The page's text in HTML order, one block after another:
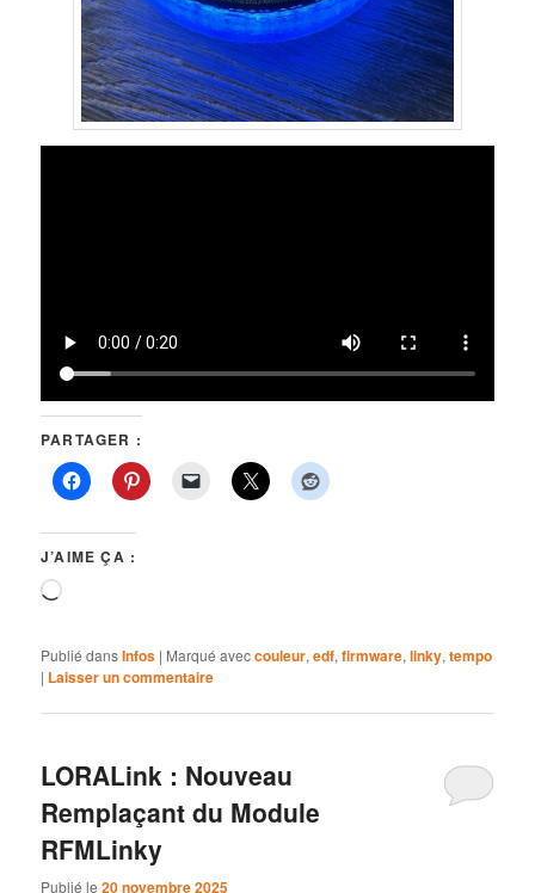
PARTAGER :
J’AIME ÇA :
Chargement…
Publié dansInfos | Marqué aveccouleur,edf,firmware,linky,tempo
| Laisser un commentaire
LORALink : Nouveau
Remplaçant du Module
RFMLinky
Publié le20 novembre 2025